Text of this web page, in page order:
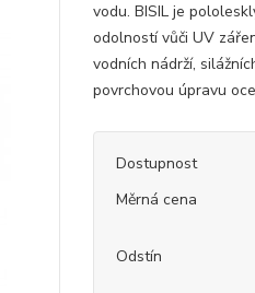
vodu. BISIL je
odolností vůči UV
vodních nádrží,
povrchovou úpravu
Dostupnost
Měrná cena
Odstín